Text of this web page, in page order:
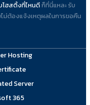
โฮสติ้งที่ไหนดีก็ที่นี่แหละ รับ
ม่ต้องแจ้งเหตุผลในการขอคืน
Hosting
Server
365